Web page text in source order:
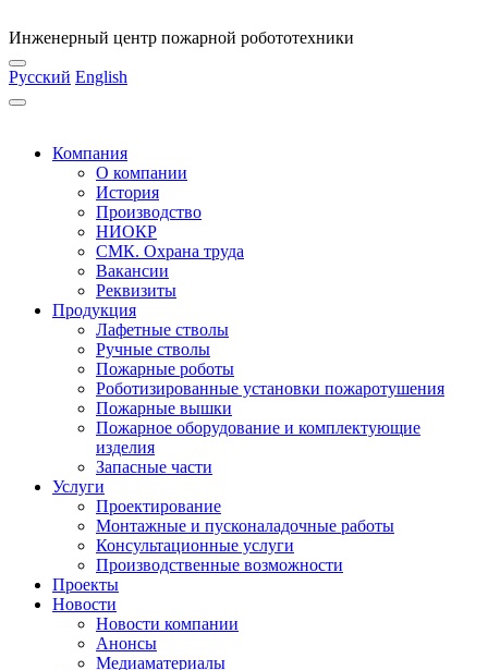
Инженерный центр пожарной робототехники
Русский English
Компания
О компании
История
Производство
НИОКР
СМК. Охрана труда
Вакансии
Реквизиты
Продукция
Лафетные стволы
Ручные стволы
Пожарные роботы
Роботизированные установки пожаротушения
Пожарные вышки
Пожарное оборудование и комплектующие
изделия
Запасные части
Услуги
Проектирование
Монтажные и пусконаладочные работы
Консультационные услуги
Производственные возможности
Проекты
Новости
Новости компании
Анонсы
Медиаматериалы